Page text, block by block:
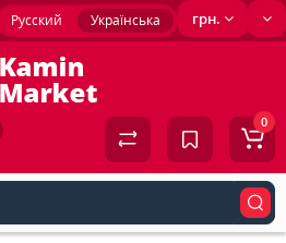
грн.
Русский Українська
0